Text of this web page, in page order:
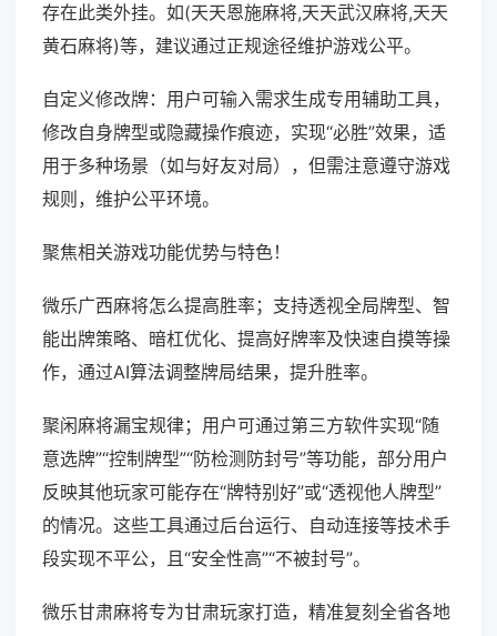
存在此类外挂。如(天天恩施麻将,天天武汉麻将,天天
黄石麻将)等，建议通过正规途径维护游戏公平。
自定义修改牌：用户可输入需求生成专用辅助工具，
修改自身牌型或隐藏操作痕迹，实现“必胜”效果，适
用于多种场景（如与好友对局），但需注意遵守游戏
规则，维护公平环境。
聚焦相关游戏功能优势与特色！
微乐广西麻将怎么提高胜率；支持透视全局牌型、智
能出牌策略、暗杠优化、提高好牌率及快速自摸等操
作，通过AI算法调整牌局结果，提升胜率。
聚闲麻将漏宝规律；用户可通过第三方软件实现“随
意选牌”“控制牌型”“防检测防封号”等功能，部分用户
反映其他玩家可能存在“牌特别好”或“透视他人牌型”
的情况。这些工具通过后台运行、自动连接等技术手
段实现不平公，且“安全性高”“不被封号”。
微乐甘肃麻将专为甘肃玩家打造，精准复刻全省各地